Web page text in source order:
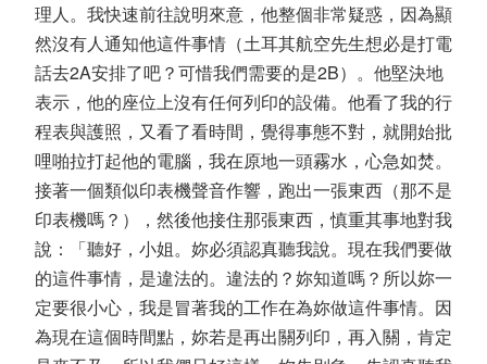
理人。我快速前往說明來意，他整個非常疑惑，因為顯
然沒有人通知他這件事情（土耳其航空先生想必是打電
話去2A安排了吧？可惜我們需要的是2B）。他堅決地
表示，他的座位上沒有任何列印的設備。他看了我的行
程表與護照，又看了看時間，覺得事態不對，就開始批
哩啪拉打起他的電腦，我在原地一頭霧水，心急如焚。
接著一個類似印表機聲音作響，跑出一張東西（那不是
印表機嗎？），然後他接住那張東西，慎重其事地對我
說：「聽好，小姐。妳必須認真聽我說。現在我們要做
的這件事情，是違法的。違法的？妳知道嗎？所以妳一
定要很小心，我是冒著我的工作在為妳做這件事情。因
為現在這個時間點，妳若是再出關列印，再入關，肯定